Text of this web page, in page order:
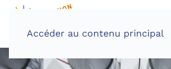
Accéder au contenu principal